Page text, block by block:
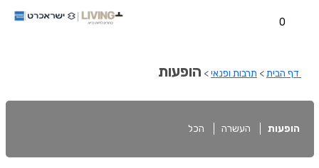
0
דף הבית> תרבות ופנאי> הופעות
הופעות העשרה הכל